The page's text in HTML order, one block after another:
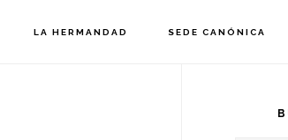
LA HERMANDAD SEDE CANÓNICA